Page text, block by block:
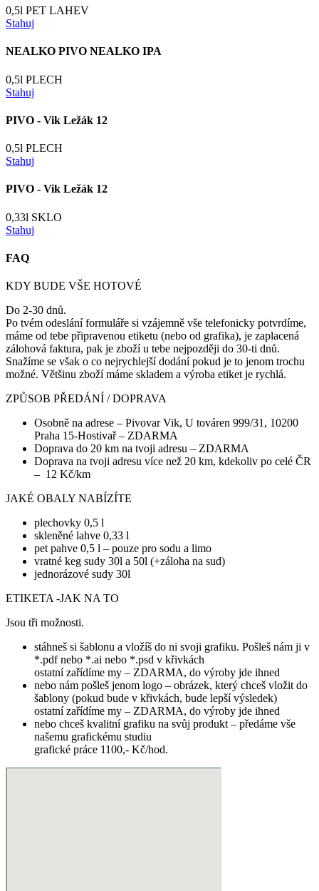
0,5l PET LAHEV
Stahuj
NEALKO PIVO NEALKO IPA
0,5l PLECH
Stahuj
PIVO - Vik Ležák 12
0,5l PLECH
Stahuj
PIVO - Vik Ležák 12
0,33l SKLO
Stahuj
FAQ
KDY BUDE VŠE HOTOVÉ
Do 2-30 dnů.
Po tvém odeslání formuláře si vzájemně vše telefonicky potvrdíme,
máme od tebe připravenou etiketu (nebo od grafika), je zaplacená
zálohová faktura, pak je zboží u tebe nejpozději do 30-ti dnů.
Snažíme se však o co nejrychlejší dodání pokud je to jenom trochu
možné. Většinu zboží máme skladem a výroba etiket je rychlá.
ZPŮSOB PŘEDÁNÍ / DOPRAVA
Osobně na adrese – Pivovar Vik, U továren 999/31, 10200
Praha 15-Hostivař – ZDARMA
Doprava do 20 km na tvoji adresu – ZDARMA
Doprava na tvoji adresu více než 20 km, kdekoliv po celé ČR
– 12 Kč/km
JAKÉ OBALY NABÍZÍTE
plechovky 0,5 l
skleněné lahve 0,33 l
pet pahve 0,5 l – pouze pro sodu a limo
vratné keg sudy 30l a 50l (+záloha na sud)
jednorázové sudy 30l
ETIKETA -JAK NA TO
Jsou tři možnosti.
stáhneš si šablonu a vložíš do ni svoji grafiku. Pošleš nám ji v
*.pdf nebo *.ai nebo *.psd v křivkách
ostatní zařídíme my – ZDARMA, do výroby jde ihned
nebo nám pošleš jenom logo – obrázek, který chceš vložit do
šablony (pokud bude v křivkách, bude lepší výsledek)
ostatní zařídíme my – ZDARMA, do výroby jde ihned
nebo chceš kvalitní grafiku na svůj produkt – předáme vše
našemu grafickému studiu
grafické práce 1100,- Kč/hod.